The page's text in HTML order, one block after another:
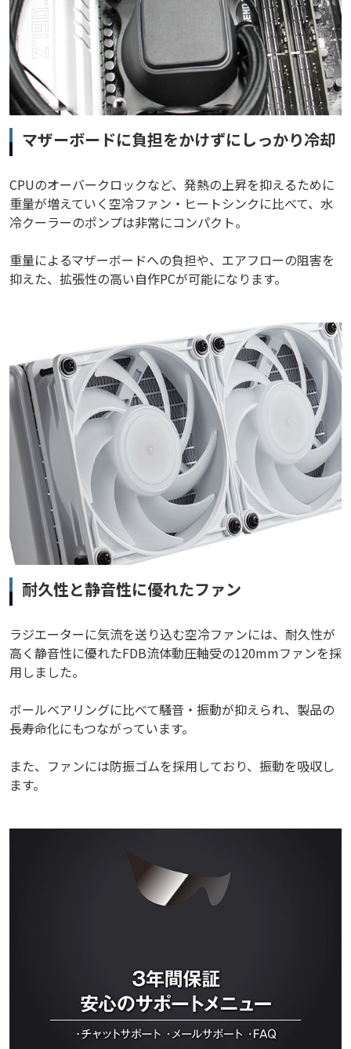
マザーボードに負担をかけずにしっかり冷却
CPUのオーバークロックなど、発熱の上昇を抑えるために
重量が増えていく空冷ファン・ヒートシンクに比べて、水
冷クーラーのポンプは非常にコンパクト。
重量によるマザーボードへの負担や、エアフローの阻害を
抑えた、拡張性の高い自作PCが可能になります。
耐久性と静音性に優れたファン
ラジエーターに気流を送り込む空冷ファンには、耐久性が
高く静音性に優れたFDB流体動圧軸受の120mmファンを採
用しました。
ボールベアリングに比べて騒音・振動が抑えられ、製品の
長寿命化にもつながっています。
また、ファンには防振ゴムを採用しており、振動を吸収し
ます。